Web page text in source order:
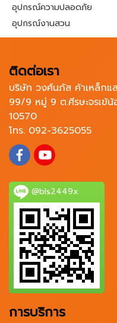
อุปกรณ์ความปลอดภัย
อุปกรณ์งานสวน
ติดต่อเรา
บริษัท วงศ์นภัส ค้าเหล็กแ
99/9 หมู่ 9 ต.ศีรษะจรเข้น้
10570
โทร. 092-3625055
@bls2449x
การบริการ